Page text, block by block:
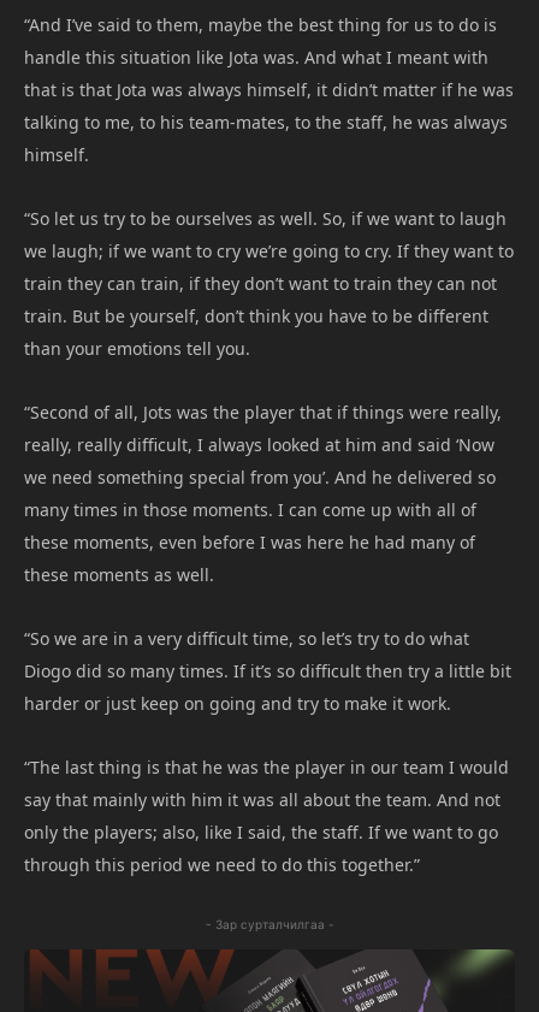
“And I’ve said to them, maybe the best thing for us to do is
handle this situation like Jota was. And what I meant with
that is that Jota was always himself, it didn’t matter if he was
talking to me, to his team-mates, to the staff, he was always
himself.
“So let us try to be ourselves as well. So, if we want to laugh
we laugh; if we want to cry we’re going to cry. If they want to
train they can train, if they don’t want to train they can not
train. But be yourself, don’t think you have to be different
than your emotions tell you.
“Second of all, Jots was the player that if things were really,
really, really difficult, I always looked at him and said ‘Now
we need something special from you’. And he delivered so
many times in those moments. I can come up with all of
these moments, even before I was here he had many of
these moments as well.
“So we are in a very difficult time, so let’s try to do what
Diogo did so many times. If it’s so difficult then try a little bit
harder or just keep on going and try to make it work.
“The last thing is that he was the player in our team I would
say that mainly with him it was all about the team. And not
only the players; also, like I said, the staff. If we want to go
through this period we need to do this together.”
- Зар сурталчилгаа -